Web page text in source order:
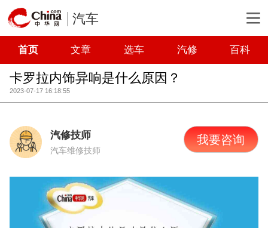
汽车
首页 文章 选车 汽修 百科
卡罗拉内饰异响是什么原因？
2023-07-17 16:18:55
汽修技师
汽车维修技师
我要咨询